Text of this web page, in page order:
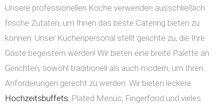
Unsere professionellen Köche verwenden ausschließlich
frische Zutaten, um Ihnen das beste Catering bieten zu
können. Unser Küchenpersonal stellt gerichte zu, die Ihre
Gäste begeistern werden! Wir bieten eine breite Palette an
Gerichten, sowohl traditionell als auch modern, um Ihren
Anforderungen gerecht zu werden. Wir bieten leckere
Hochzeitsbuffets, Plated Menüs, Fingerfood und vieles